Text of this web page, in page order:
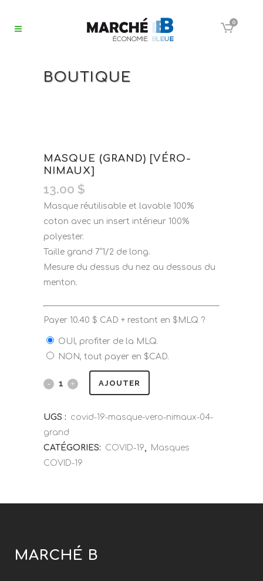
0
BOUTIQUE
MASQUE (GRAND) [VÉRO-
NIMAUX]
13.00 $
Masque réutilisable et lavable 100%
coton avec un insert intérieur 100%
polyester.
Taille grand 7”1/2 de long.
Mesure du dessus du nez au dessous du
menton.
Payer 10.40 $ CAD + restant en $MLQ ?
OUI, profiter de la MLQ.
NON, tout payer en $CAD.
AJOUTER
UGS : covid-19-masque-vero-nimaux-04-
grand
CATÉGORIES: COVID-19, Masques
COVID-19
MARCHÉ B